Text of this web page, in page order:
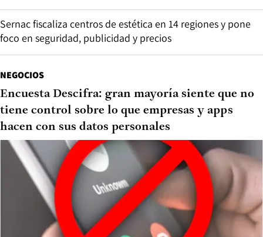
Sernac fiscaliza centros de estética en 14 regiones y pone
foco en seguridad, publicidad y precios
NEGOCIOS
Encuesta Descifra: gran mayoría siente que no
tiene control sobre lo que empresas y apps
hacen con sus datos personales